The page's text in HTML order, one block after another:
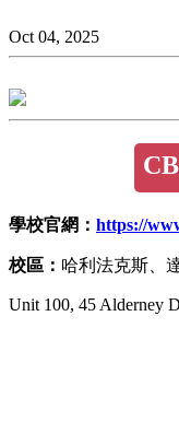
Oct 04, 2025
學校官網： https://
校區： 哈利法克斯、
Unit 100, 45 Alderney